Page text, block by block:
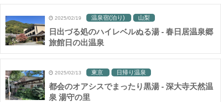
2025/02/19 温泉宿(泊り) 山梨
日出づる処のハイレベルぬる湯 - 春日居温泉郷
旅館日の出温泉
2025/02/13 東京 日帰り温泉
都会のオアシスでまったり黒湯 - 深大寺天然温
泉 湯守の里